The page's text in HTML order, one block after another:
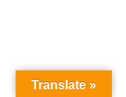
Translate »